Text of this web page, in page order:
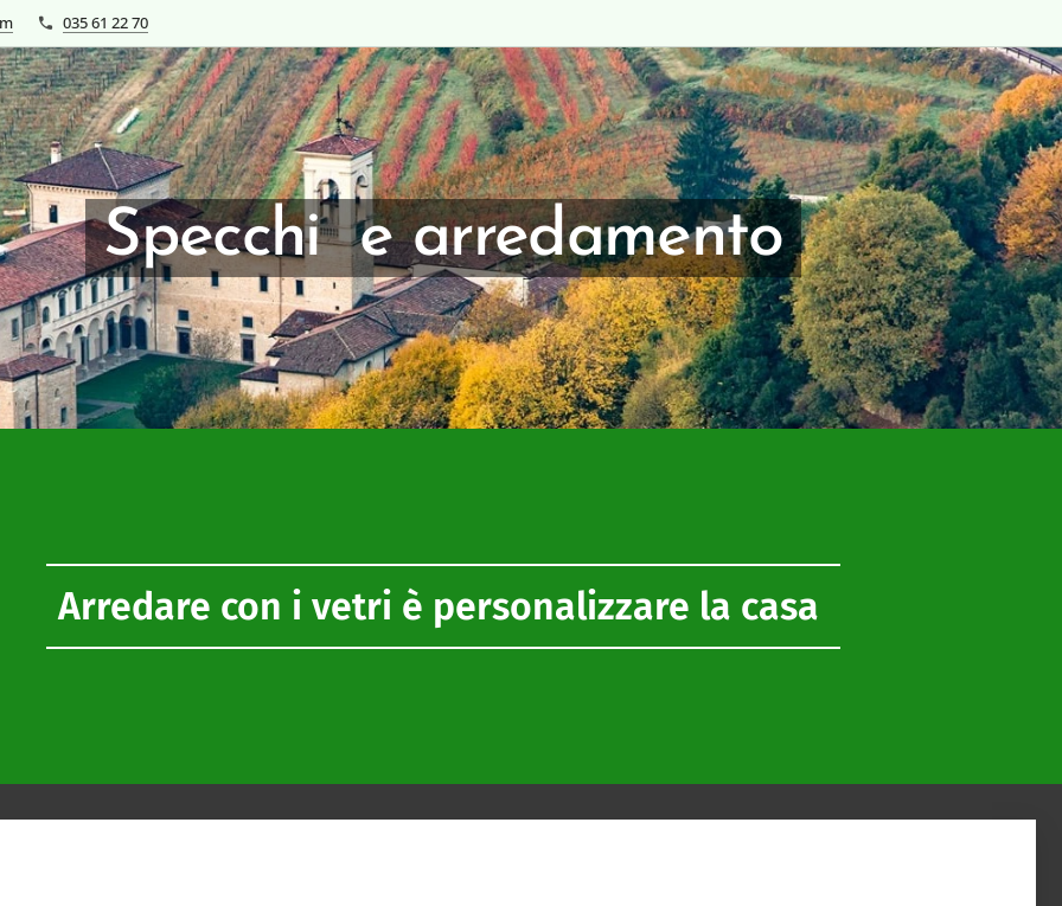
035 61 22 70
Specchi e arredamento
Arredare con i vetri è personalizzare la casa